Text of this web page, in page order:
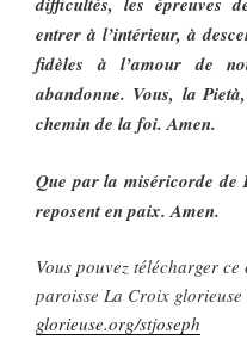
entrer à l’intérieur, à
fidèles à l’amour de
abandonne. Vous, la
chemin de la foi. Amen.
Que par la miséricorde de
reposent en paix. Amen.
Vous pouvez télécharger
paroisse La Croix glorieuse
glorieuse.org/stjoseph